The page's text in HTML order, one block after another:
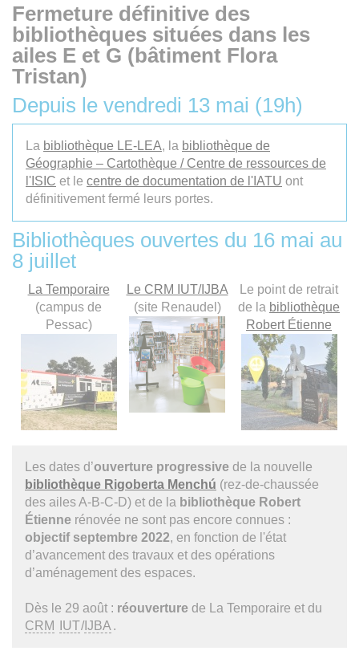
Fermeture définitive des
bibliothèques situées dans les
ailes E et G (bâtiment Flora
Tristan)
Depuis le vendredi 13 mai (19h)
La bibliothèque LE-LEA, la bibliothèque de
Géographie – Cartothèque / Centre de ressources de
l'ISIC et le centre de documentation de l'IATU ont
définitivement fermé leurs portes.
Bibliothèques ouvertes du 16 mai au
8 juillet
La Temporaire
(campus de
Pessac)
Le CRM IUT/IJBA
(site Renaudel)
Le point de retrait
de la bibliothèque
Robert Étienne
Les dates d’ouverture progressive de la nouvelle
bibliothèque Rigoberta Menchú (rez-de-chaussée
des ailes A-B-C-D) et de la bibliothèque Robert
Étienne rénovée ne sont pas encore connues :
objectif septembre 2022, en fonction de l'état
d’avancement des travaux et des opérations
d’aménagement des espaces.
Dès le 29 août : réouverture de La Temporaire et du
CRM
IUT/IJBA .